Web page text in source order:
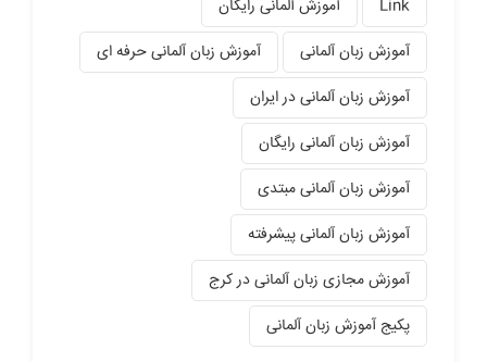
Link
آموزش آلمانی رایگان
آموزش زبان آلمانی
آموزش زبان آلمانی حرفه ای
آموزش زبان آلمانی در ایران
آموزش زبان آلمانی رایگان
آموزش زبان آلمانی مبتدی
آموزش زبان آلمانی پیشرفته
آموزش مجازی زبان آلمانی در کرج
پکیج آموزش زبان آلمانی